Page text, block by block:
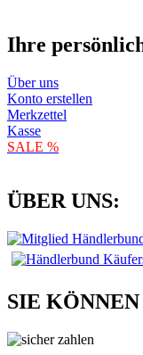
Ihre
Über uns
Konto erstellen
Merkzettel
Kasse
SALE %
ÜBER UNS:
SIE